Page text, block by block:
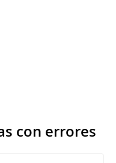
con errores